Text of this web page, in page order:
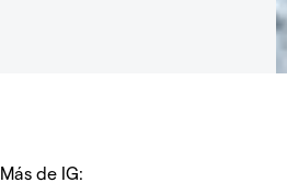
Más de IG: